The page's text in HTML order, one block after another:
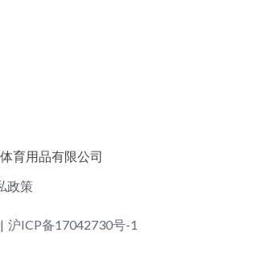
育用品有限公司
政策
| 沪ICP备17042730号-1